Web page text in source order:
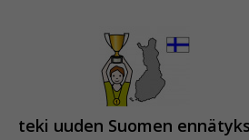
teki uuden Suomen